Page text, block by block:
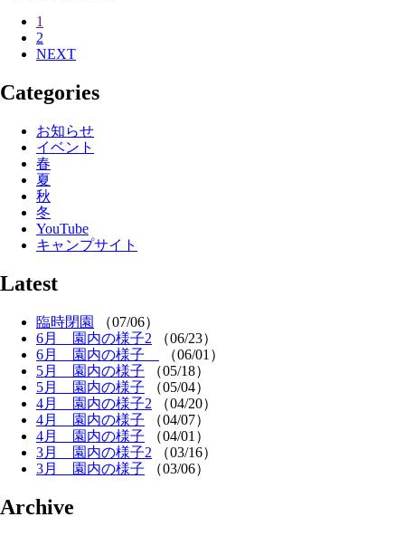
1
2
NEXT
Categories
お知らせ
イベント
春
夏
秋
冬
YouTube
キャンプサイト
Latest
臨時閉園
（07/06）
6月 園内の様子2
（06/23）
6月 園内の様子
（06/01）
5月 園内の様子
（05/18）
5月 園内の様子
（05/04）
4月 園内の様子2
（04/20）
4月 園内の様子
（04/07）
4月 園内の様子
（04/01）
3月 園内の様子2
（03/16）
3月 園内の様子
（03/06）
Archive